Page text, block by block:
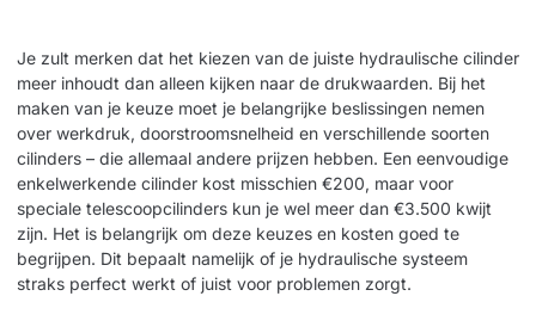
Je zult merken dat het kiezen van de juiste hydraulische cilinder
meer inhoudt dan alleen kijken naar de drukwaarden. Bij het
maken van je keuze moet je belangrijke beslissingen nemen
over werkdruk, doorstroomsnelheid en verschillende soorten
cilinders – die allemaal andere prijzen hebben. Een eenvoudige
enkelwerkende cilinder kost misschien €200, maar voor
speciale telescoopcilinders kun je wel meer dan €3.500 kwijt
zijn. Het is belangrijk om deze keuzes en kosten goed te
begrijpen. Dit bepaalt namelijk of je hydraulische systeem
straks perfect werkt of juist voor problemen zorgt.